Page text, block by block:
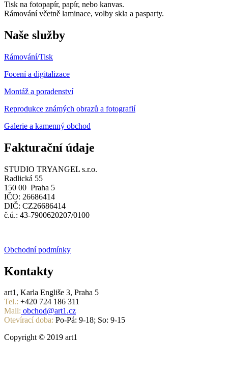
Tisk na fotopapír, papír, nebo kanvas.
Rámování včetně laminace, volby skla a pasparty.
Naše služby
Rámování/Tisk
Focení a digitalizace
Montáž a poradenství
Reprodukce známých obrazů a fotografií
Galerie a kamenný obchod
Fakturační údaje
STUDIO TRYANGEL s.r.o.
Radlická 55
150 00 Praha 5
IČO: 26686414
DIČ: CZ26686414
č.ú.: 43-7900620207/0100
Obchodní podmínky
Kontakty
art1, Karla Engliše 3, Praha 5
Tel.: +420 724 186 311
Mail: obchod@art1.cz
Otevírací doba: Po-Pá: 9-18; So: 9-15
Copyright © 2019 art1